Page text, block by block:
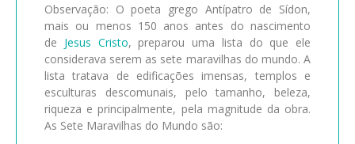
Observação: O poeta grego Antípatro de Sídon,
mais ou menos 150 anos antes do nascimento
de Jesus Cristo, preparou uma lista do que ele
considerava serem as sete maravilhas do mundo. A
lista tratava de edificações imensas, templos e
esculturas descomunais, pelo tamanho, beleza,
riqueza e principalmente, pela magnitude da obra.
As Sete Maravilhas do Mundo são: